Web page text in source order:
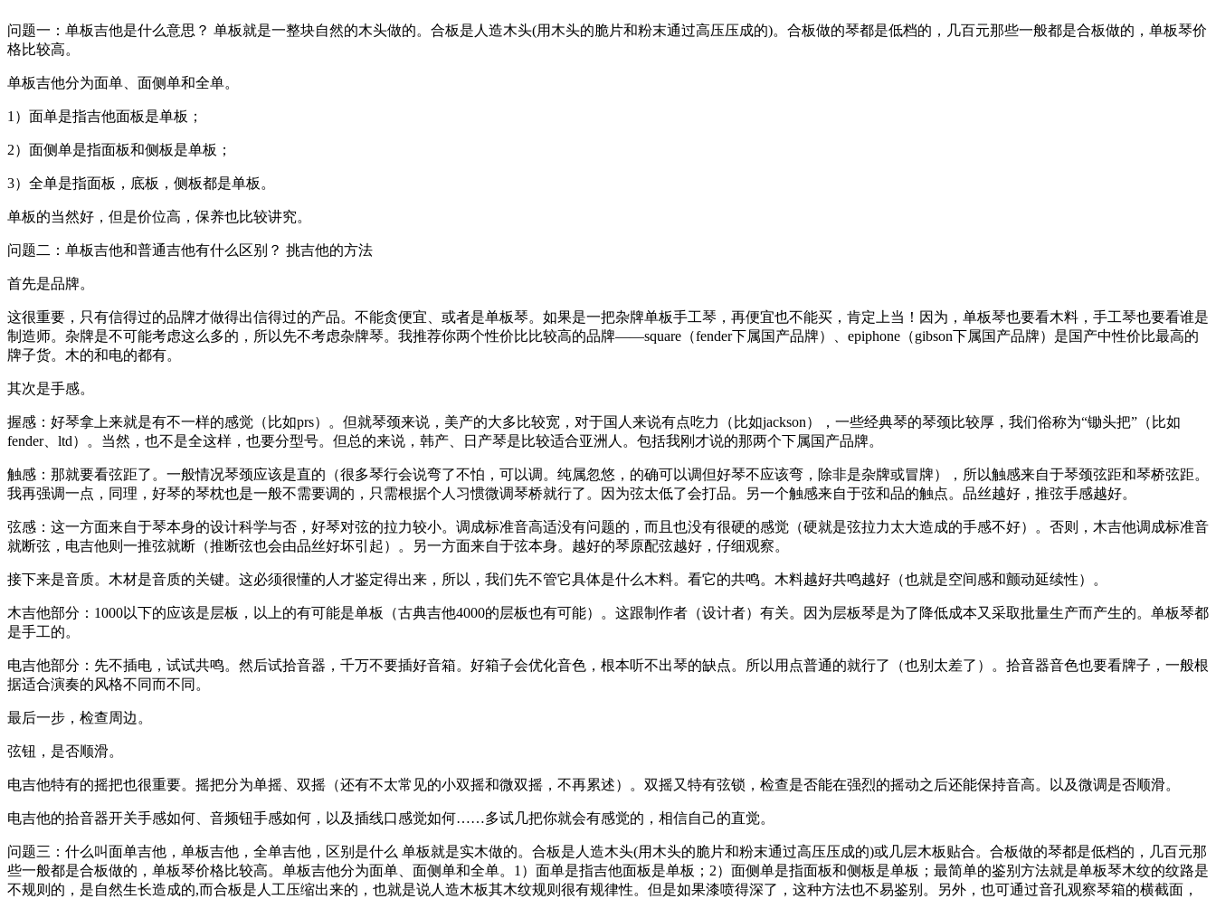
问题一：单板吉他是什么意思？ 单板就是一整块自然的木头做的。合板是人造木头(用木头的脆片和粉末通过高压压成的)。合板做的琴都是低档的，几百元那些一般都是合板做的，单板琴价
格比较高。
单板吉他分为面单、面侧单和全单。
1）面单是指吉他面板是单板；
2）面侧单是指面板和侧板是单板；
3）全单是指面板，底板，侧板都是单板。
单板的当然好，但是价位高，保养也比较讲究。
问题二：单板吉他和普通吉他有什么区别？ 挑吉他的方法
首先是品牌。
这很重要，只有信得过的品牌才做得出信得过的产品。不能贪便宜、或者是单板琴。如果是一把杂牌单板手工琴，再便宜也不能买，肯定上当！因为，单板琴也要看木料，手工琴也要看谁是
制造师。杂牌是不可能考虑这么多的，所以先不考虑杂牌琴。我推荐你两个性价比比较高的品牌――square（fender下属国产品牌）、epiphone（gibson下属国产品牌）是国产中性价比最高的
牌子货。木的和电的都有。
其次是手感。
握感：好琴拿上来就是有不一样的感觉（比如prs）。但就琴颈来说，美产的大多比较宽，对于国人来说有点吃力（比如jackson），一些经典琴的琴颈比较厚，我们俗称为“锄头把”（比如
fender、ltd）。当然，也不是全这样，也要分型号。但总的来说，韩产、日产琴是比较适合亚洲人。包括我刚才说的那两个下属国产品牌。
触感：那就要看弦距了。一般情况琴颈应该是直的（很多琴行会说弯了不怕，可以调。纯属忽悠，的确可以调但好琴不应该弯，除非是杂牌或冒牌），所以触感来自于琴颈弦距和琴桥弦距。
我再强调一点，同理，好琴的琴枕也是一般不需要调的，只需根据个人习惯微调琴桥就行了。因为弦太低了会打品。另一个触感来自于弦和品的触点。品丝越好，推弦手感越好。
弦感：这一方面来自于琴本身的设计科学与否，好琴对弦的拉力较小。调成标准音高适没有问题的，而且也没有很硬的感觉（硬就是弦拉力太大造成的手感不好）。否则，木吉他调成标准音
就断弦，电吉他则一推弦就断（推断弦也会由品丝好坏引起）。另一方面来自于弦本身。越好的琴原配弦越好，仔细观察。
接下来是音质。木材是音质的关键。这必须很懂的人才鉴定得出来，所以，我们先不管它具体是什么木料。看它的共鸣。木料越好共鸣越好（也就是空间感和颤动延续性）。
木吉他部分：1000以下的应该是层板，以上的有可能是单板（古典吉他4000的层板也有可能）。这跟制作者（设计者）有关。因为层板琴是为了降低成本又采取批量生产而产生的。单板琴都
是手工的。
电吉他部分：先不插电，试试共鸣。然后试拾音器，千万不要插好音箱。好箱子会优化音色，根本听不出琴的缺点。所以用点普通的就行了（也别太差了）。拾音器音色也要看牌子，一般根
据适合演奏的风格不同而不同。
最后一步，检查周边。
弦钮，是否顺滑。
电吉他特有的摇把也很重要。摇把分为单摇、双摇（还有不太常见的小双摇和微双摇，不再累述）。双摇又特有弦锁，检查是否能在强烈的摇动之后还能保持音高。以及微调是否顺滑。
电吉他的拾音器开关手感如何、音频钮手感如何，以及插线口感觉如何……多试几把你就会有感觉的，相信自己的直觉。
问题三：什么叫面单吉他，单板吉他，全单吉他，区别是什么 单板就是实木做的。合板是人造木头(用木头的脆片和粉末通过高压压成的)或几层木板贴合。合板做的琴都是低档的，几百元那
些一般都是合板做的，单板琴价格比较高。单板吉他分为面单、面侧单和全单。1）面单是指吉他面板是单板；2）面侧单是指面板和侧板是单板；最简单的鉴别方法就是单板琴木纹的纹路是
不规则的，是自然生长造成的,而合板是人工压缩出来的，也就是说人造木板其木纹规则很有规律性。但是如果漆喷得深了，这种方法也不易鉴别。另外，也可通过音孔观察琴箱的横截面，